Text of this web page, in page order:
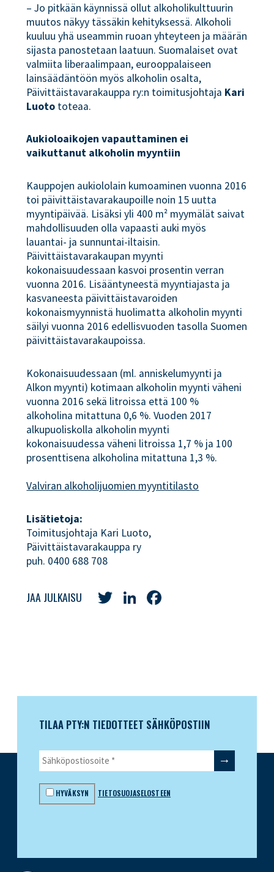
– Jo pitkään käynnissä ollut alkoholikulttuurin
muutos näkyy tässäkin kehityksessä. Alkoholi
kuuluu yhä useammin ruoan yhteyteen ja määrän
sijasta panostetaan laatuun. Suomalaiset ovat
valmiita liberaalimpaan, eurooppalaiseen
lainsäädäntöön myös alkoholin osalta,
Päivittäistavarakauppa ry:n toimitusjohtaja Kari
Luoto toteaa.
Aukioloaikojen vapauttaminen ei
vaikuttanut alkoholin myyntiin
Kauppojen aukiololain kumoaminen vuonna 2016
toi päivittäistavarakaupoille noin 15 uutta
myyntipäivää. Lisäksi yli 400 m² myymälät saivat
mahdollisuuden olla vapaasti auki myös
lauantai- ja sunnuntai-iltaisin.
Päivittäistavarakaupan myynti
kokonaisuudessaan kasvoi prosentin verran
vuonna 2016. Lisääntyneestä myyntiajasta ja
kasvaneesta päivittäistavaroiden
kokonaismyynnistä huolimatta alkoholin myynti
säilyi vuonna 2016 edellisvuoden tasolla Suomen
päivittäistavarakaupoissa.
Kokonaisuudessaan (ml. anniskelumyynti ja
Alkon myynti) kotimaan alkoholin myynti väheni
vuonna 2016 sekä litroissa että 100 %
alkoholina mitattuna 0,6 %. Vuoden 2017
alkupuoliskolla alkoholin myynti
kokonaisuudessa väheni litroissa 1,7 % ja 100
prosenttisena alkoholina mitattuna 1,3 %.
Valviran alkoholijuomien myyntitilasto
Lisätietoja:
Toimitusjohtaja Kari Luoto,
Päivittäistavarakauppa ry
puh. 0400 688 708
JAA JULKAISU TwitterLinkedIn
TILAA PTY:N TIEDOTTEET SÄHKÖPOSTIIN
HYVÄKSYN TIETOSUOJASELOSTEEN